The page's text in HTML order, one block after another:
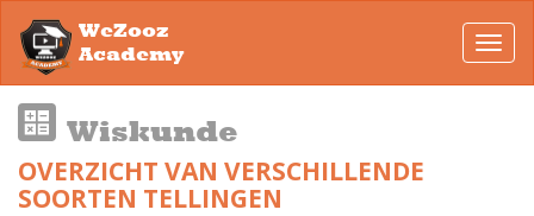
WeZooz
Academy
Wiskunde
OVERZICHT VAN VERSCHILLENDE
SOORTEN TELLINGEN